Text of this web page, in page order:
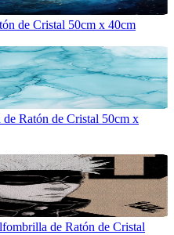
de Cristal 50cm x 40cm
Ratón de Cristal 50cm x
de Ratón de Cristal